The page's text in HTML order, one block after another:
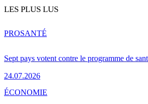
LES PLUS LUS
Sept pays votent contre le programme de
24.07.2026
PROSANTÉ
ÉCONOMIE